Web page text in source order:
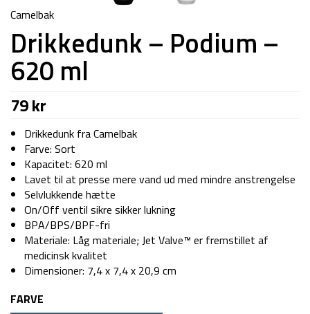
Camelbak
Drikkedunk – Podium –
620 ml
79kr
Drikkedunk fra Camelbak
Farve: Sort
Kapacitet: 620 ml
Lavet til at presse mere vand ud med mindre anstrengelse
Selvlukkende hætte
On/Off ventil sikre sikker lukning
BPA/BPS/BPF-fri
Materiale: Låg materiale; Jet Valve™ er fremstillet af
medicinsk kvalitet
Dimensioner: 7,4 x 7,4 x 20,9 cm
FARVE